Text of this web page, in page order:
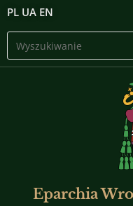
PL UA EN
Eparchia